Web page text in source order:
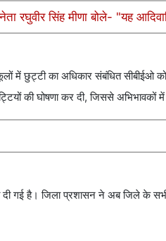
रघुवीर सिंह मीणा बोले- "यह
में छुट्टी का अधिकार संबंधित सीबीईओ
की घोषणा कर दी, जिससे अभिभावकों
दी गई है। जिला प्रशासन ने अब जिले के